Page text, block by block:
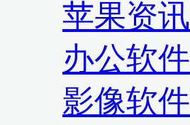
苹果资讯
办公软件
影像软件